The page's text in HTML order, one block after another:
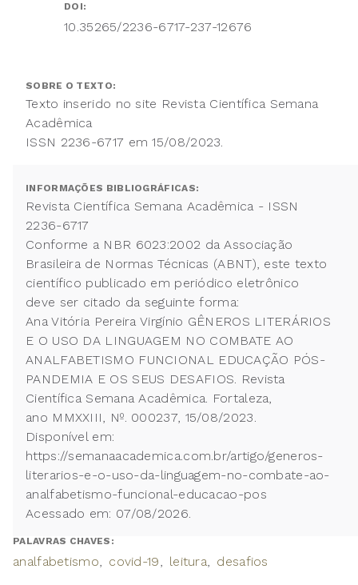
DOI:
10.35265/2236-6717-237-12676
SOBRE O TEXTO:
Texto inserido no site Revista Científica Semana
Acadêmica
ISSN 2236-6717 em 15/08/2023.
INFORMAÇÕES BIBLIOGRÁFICAS:
Revista Científica Semana Acadêmica - ISSN
2236-6717
Conforme a NBR 6023:2002 da Associação
Brasileira de Normas Técnicas (ABNT), este texto
científico publicado em periódico eletrônico
deve ser citado da seguinte forma:
Ana Vitória Pereira Virgínio GÊNEROS LITERÁRIOS
E O USO DA LINGUAGEM NO COMBATE AO
ANALFABETISMO FUNCIONAL EDUCAÇÃO PÓS-
PANDEMIA E OS SEUS DESAFIOS. Revista
Científica Semana Acadêmica. Fortaleza,
ano MMXXIII, Nº. 000237, 15/08/2023.
Disponível em:
https://semanaacademica.com.br/artigo/generos-
literarios-e-o-uso-da-linguagem-no-combate-ao-
analfabetismo-funcional-educacao-pos
Acessado em: 07/08/2026.
PALAVRAS CHAVES:
analfabetismo covid-19 leitura desafios